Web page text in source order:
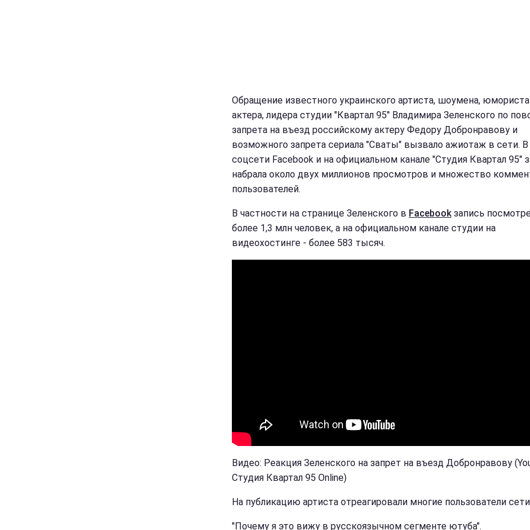
Обращение известного украинского артиста, шоумена,
актера, лидера студии "Квартал 95" Владимира Зеленского по
запрета на въезд российскому актеру Федору Добронравову и
возможного запрета сериала "Сваты" вызвало ажиотаж в сети. В
соцсети Facebook и на официальном канале "Студия Квартал 95"
набрала около двух миллионов просмотров и множество
пользователей.
В частности на странице Зеленского в Facebookзапись
более 1,3 млн человек, а на официальном канале студии на
видеохостинге - более 583 тысяч.
Видео: Реакция Зеленского на запрет на въезд Добронравову
Студия Квартал 95 Online)
На публикацию артиста отреагировали многие пользователи
"Почему я это вижу в русскоязычном сегменте ютуба".